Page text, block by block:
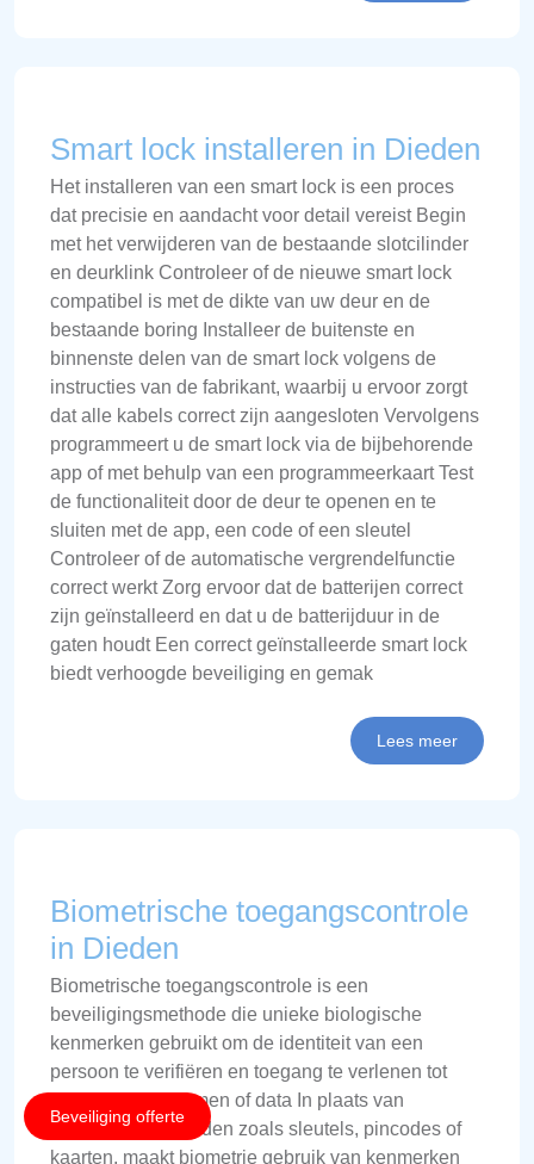
Smart lock installeren in Dieden
Het installeren van een smart lock is een proces
dat precisie en aandacht voor detail vereist Begin
met het verwijderen van de bestaande slotcilinder
en deurklink Controleer of de nieuwe smart lock
compatibel is met de dikte van uw deur en de
bestaande boring Installeer de buitenste en
binnenste delen van de smart lock volgens de
instructies van de fabrikant, waarbij u ervoor zorgt
dat alle kabels correct zijn aangesloten Vervolgens
programmeert u de smart lock via de bijbehorende
app of met behulp van een programmeerkaart Test
de functionaliteit door de deur te openen en te
sluiten met de app, een code of een sleutel
Controleer of de automatische vergrendelfunctie
correct werkt Zorg ervoor dat de batterijen correct
zijn geïnstalleerd en dat u de batterijduur in de
gaten houdt Een correct geïnstalleerde smart lock
biedt verhoogde beveiliging en gemak
Lees meer
Biometrische toegangscontrole
in Dieden
Biometrische toegangscontrole is een
beveiligingsmethode die unieke biologische
kenmerken gebruikt om de identiteit van een
persoon te verifiëren en toegang te verlenen tot
gebouwen, systemen of data In plaats van
traditionele methoden zoals sleutels, pincodes of
kaarten, maakt biometrie gebruik van kenmerken
Beveiliging offerte